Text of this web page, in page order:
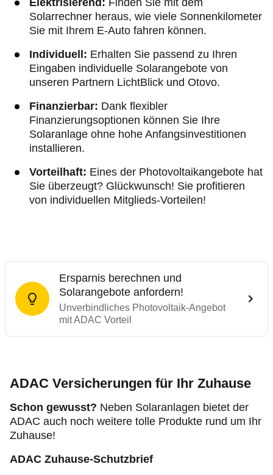
Elektrisierend: Finden Sie mit dem
Solarrechner heraus, wie viele Sonnenkilometer
Sie mit Ihrem E-Auto fahren können.
Individuell: Erhalten Sie passend zu Ihren
Eingaben individuelle Solarangebote von
unseren Partnern LichtBlick und Otovo.
Finanzierbar: Dank flexibler
Finanzierungsoptionen können Sie Ihre
Solaranlage ohne hohe Anfangsinvestitionen
installieren.
Vorteilhaft: Eines der Photovoltaikangebote hat
Sie überzeugt? Glückwunsch! Sie profitieren
von individuellen Mitglieds-Vorteilen!
Ersparnis berechnen und
Solarangebote anfordern!
Unverbindliches Photovoltaik-Angebot
mit ADAC Vorteil
ADAC Versicherungen für Ihr Zuhause
Schon gewusst? Neben Solaranlagen bietet der
ADAC auch noch weitere tolle Produkte rund um Ihr
Zuhause!
ADAC Zuhause-Schutzbrief